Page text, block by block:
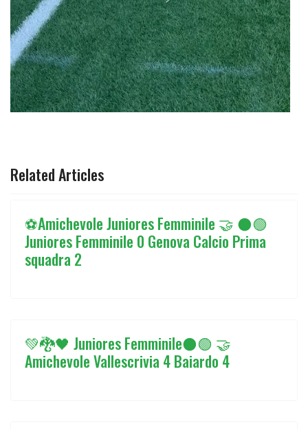
Related Articles
⚽️Amichevole Juniores Femminile 🤝 ⚫️🟢
Juniores Femminile 0 Genova Calcio Prima
squadra 2
💚🐉🖤 Juniores Femminile⚫🟢 🤝
Amichevole Vallescrivia 4 Baiardo 4